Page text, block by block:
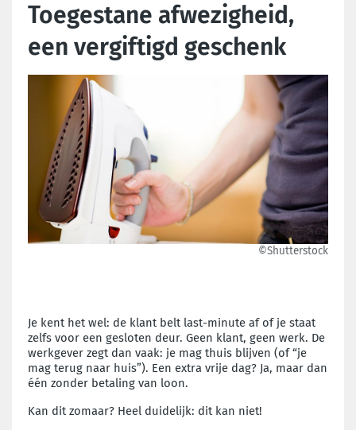
Toegestane afwezigheid,
een vergiftigd geschenk
©Shutterstock
Je kent het wel: de klant belt last-minute af of je staat
zelfs voor een gesloten deur. Geen klant, geen werk. De
werkgever zegt dan vaak: je mag thuis blijven (of “je
mag terug naar huis”). Een extra vrije dag? Ja, maar dan
één zonder betaling van loon.
Kan dit zomaar? Heel duidelijk: dit kan niet!